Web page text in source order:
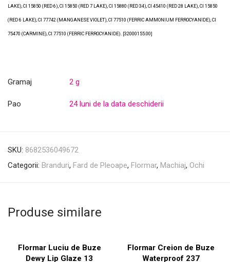
LAKE), CI 15850 (RED 6), CI 15850 (RED 7 LAKE), CI 15880 (RED 34), CI 45410 (RED 28 LAKE), CI 15850
(RED 6 LAKE), CI 77742 (MANGANESE VIOLET), CI 77510 (FERRIC AMMONIUM FERROCYANIDE), CI
75470 (CARMINE), CI 77510 (FERRIC FERROCYANIDE). [32000155.00]
Gramaj 2 g
Pao 24 luni de la data deschiderii
SKU: 8682536049672
Categorii: Branduri, Fard de Pleoape, Flormar, Machiaj, Ochi
Produse similare
Flormar Luciu de Buze
Dewy Lip Glaze 13
Flormar Creion de Buze
Waterproof 237